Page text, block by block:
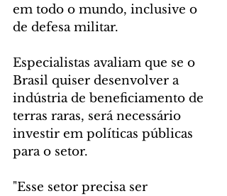
em todo o mundo, inclusive o
de defesa militar.
Especialistas avaliam que se o
Brasil quiser desenvolver a
indústria de beneficiamento de
terras raras, será necessário
investir em políticas públicas
para o setor.
"Esse setor precisa ser